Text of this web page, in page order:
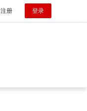
注册 登录